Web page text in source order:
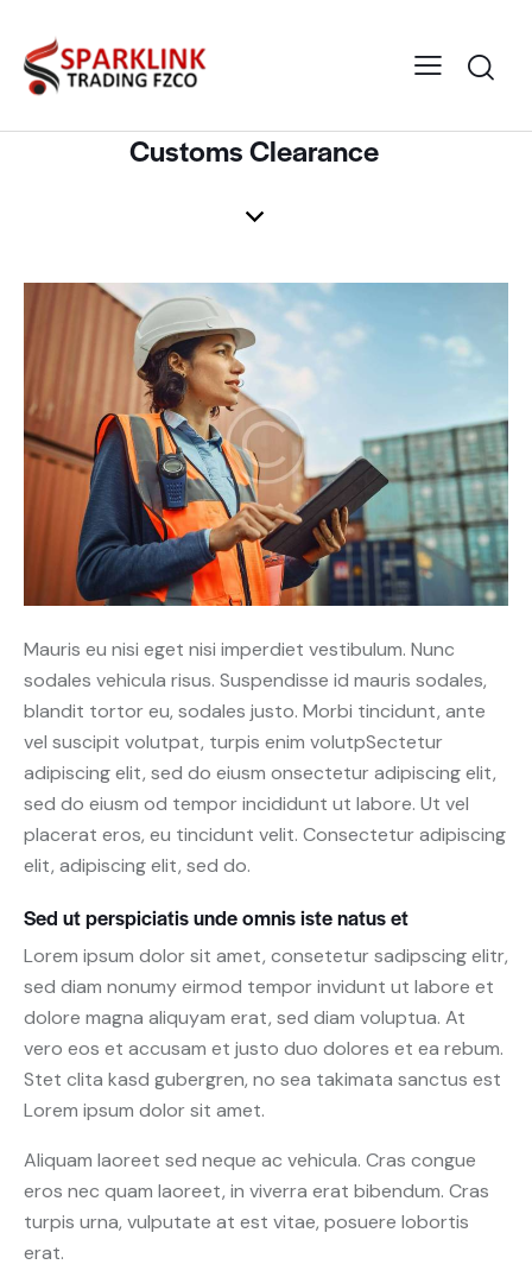
Customs Clearance
Mauris eu nisi eget nisi imperdiet vestibulum. Nunc
sodales vehicula risus. Suspendisse id mauris sodales,
blandit tortor eu, sodales justo. Morbi tincidunt, ante
vel suscipit volutpat, turpis enim volutpSectetur
adipiscing elit, sed do eiusm onsectetur adipiscing elit,
sed do eiusm od tempor incididunt ut labore. Ut vel
placerat eros, eu tincidunt velit. Consectetur adipiscing
elit, adipiscing elit, sed do.
Sed ut perspiciatis unde omnis iste natus et
Lorem ipsum dolor sit amet, consetetur sadipscing elitr,
sed diam nonumy eirmod tempor invidunt ut labore et
dolore magna aliquyam erat, sed diam voluptua. At
vero eos et accusam et justo duo dolores et ea rebum.
Stet clita kasd gubergren, no sea takimata sanctus est
Lorem ipsum dolor sit amet.
Aliquam laoreet sed neque ac vehicula. Cras congue
eros nec quam laoreet, in viverra erat bibendum. Cras
turpis urna, vulputate at est vitae, posuere lobortis
erat.